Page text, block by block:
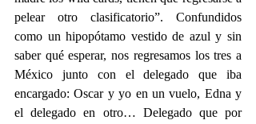
pelear otro clasificatorio”. Confundidos
como un hipopótamo vestido de azul y sin
saber qué esperar, nos regresamos los tres a
México junto con el delegado que iba
encargado: Oscar y yo en un vuelo, Edna y
el delegado en otro… Delegado que por